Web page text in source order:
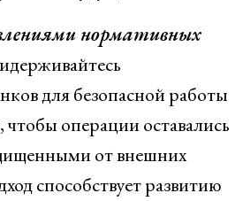
нормативных
для безопасной работы
операции оставались
от внешних
способствует развитию